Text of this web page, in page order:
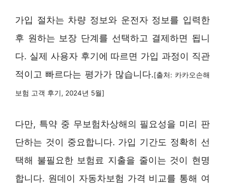
가입 절차는 차량 정보와 운전자 정보를 입력한
후 원하는 보장 단계를 선택하고 결제하면 됩니
다. 실제 사용자 후기에 따르면 가입 과정이 직관
적이고 빠르다는 평가가 많습니다.[출처: 카카오손해
보험 고객 후기, 2024년 5월]
다만, 특약 중 무보험차상해의 필요성을 미리 판
단하는 것이 중요합니다. 가입 기간도 정확히 선
택해 불필요한 보험료 지출을 줄이는 것이 현명
합니다. 원데이 자동차보험 가격 비교를 통해 여